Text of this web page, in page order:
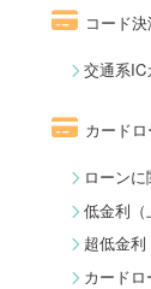
コード
交通系IC
カード
ローン
低金利（
超低金利
カード